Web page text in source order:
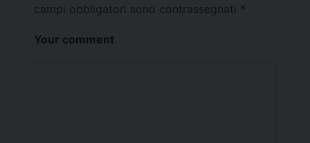
campi obbligatori sono contrassegnati *
Your comment